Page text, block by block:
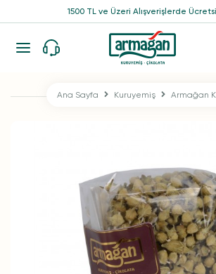
1500 TL ve Üzeri Alışverişlerde
Ana Sayfa Kuruyemiş Armağan